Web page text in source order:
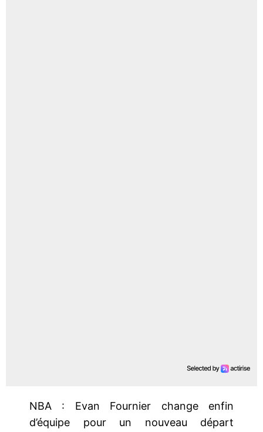
NBA : Evan Fournier change enfin
d’équipe pour un nouveau départ